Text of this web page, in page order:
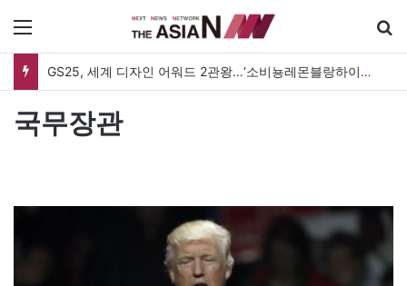
GS25, 세계 디자인 어워드 2관왕…‘소비뇽레몬블랑하이볼’ 디자인 경쟁력 인정
국무장관